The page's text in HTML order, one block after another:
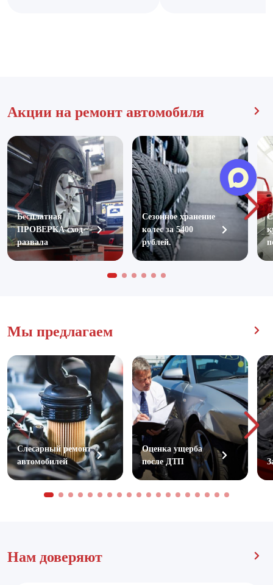
Акции на ремонт автомобиля
Бесплатная
ПРОВЕРКА сход-
развала
Сезонное хранение
колес за 5400
рублей.
Мы предлагаем
Слесарный ремонт
автомобилей
Оценка ущерба
после ДТП
Нам доверяют